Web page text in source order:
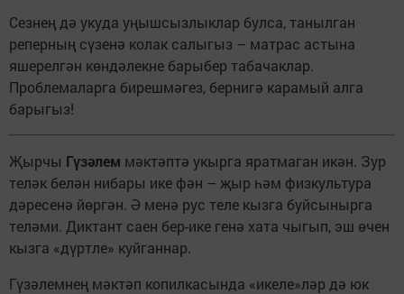
Сезнең дә укуда уңышсызлыклар булса, танылган
реперның сүзенә колак салыгыз – матрас астына
яшерелгән көндәлекне барыбер табачаклар.
Проблемаларга бирешмәгез, бернигә карамый алга
барыгыз!
Җырчы Гүзәлем мәктәптә укырга яратмаган икән. Зур
теләк белән нибары ике фән – җыр һәм физкультура
дәресенә йөргән. Ә менә рус теле кызга буйсынырга
теләми. Диктант саен бер-ике генә хата чыгып, эш өчен
кызга «дүртле» куйганнар.
Гүзәлемнең мәктәп копилкасында «икеле»ләр дә юк